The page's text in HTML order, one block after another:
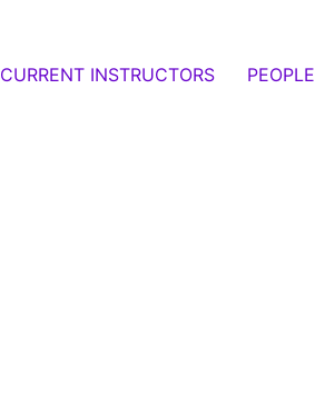
CURRENT INSTRUCTORS PEOPLE